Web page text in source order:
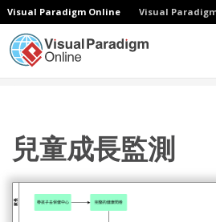
Visual Paradigm Online Visual
兒童成長監測